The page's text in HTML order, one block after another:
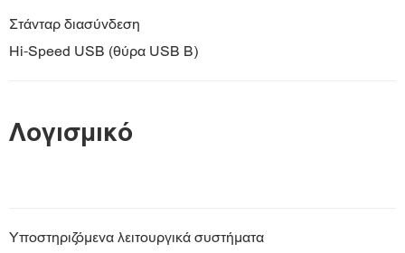
Στάνταρ διασύνδεση
Hi-Speed USB (θύρα USB B)
Λογισμικό
Υποστηριζόμενα λειτουργικά συστήματα